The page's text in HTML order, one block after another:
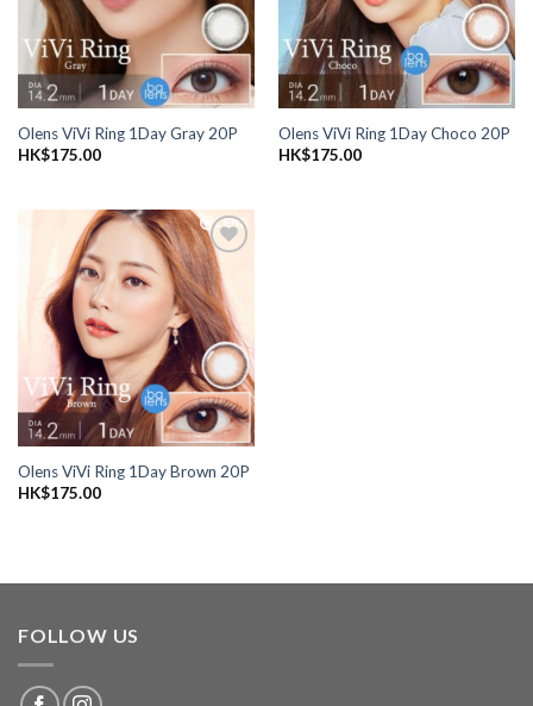
Olens ViVi Ring 1Day Gray 20P
HK$175.00
Olens ViVi Ring 1Day Choco 20P
HK$175.00
添加
到喜
愛清
單
Olens ViVi Ring 1Day Brown 20P
HK$175.00
FOLLOW US